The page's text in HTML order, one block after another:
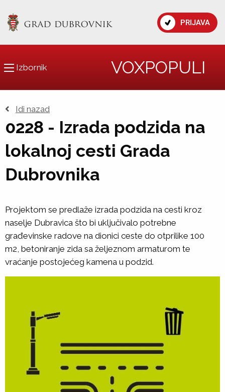
PRIJAVA
Izbornik VOXPOPULI
Idi nazad
0228 - Izrada podzida na
lokalnoj cesti Grada
Dubrovnika
Projektom se predlaže izrada podzida na cesti kroz
naselje Dubravica što bi uključivalo potrebne
građevinske radove na dionici ceste do otprilike 100
m2, betoniranje zida sa željeznom armaturom te
vraćanje postojećeg kamena u podzid.